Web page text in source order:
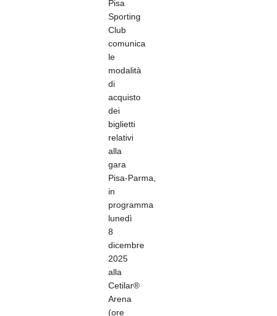
Pisa
Sporting
Club
comunica
le
modalità
di
acquisto
dei
biglietti
relativi
alla
gara
Pisa-Parma,
in
programma
lunedì
8
dicembre
2025
alla
Cetilar®
Arena
(ore